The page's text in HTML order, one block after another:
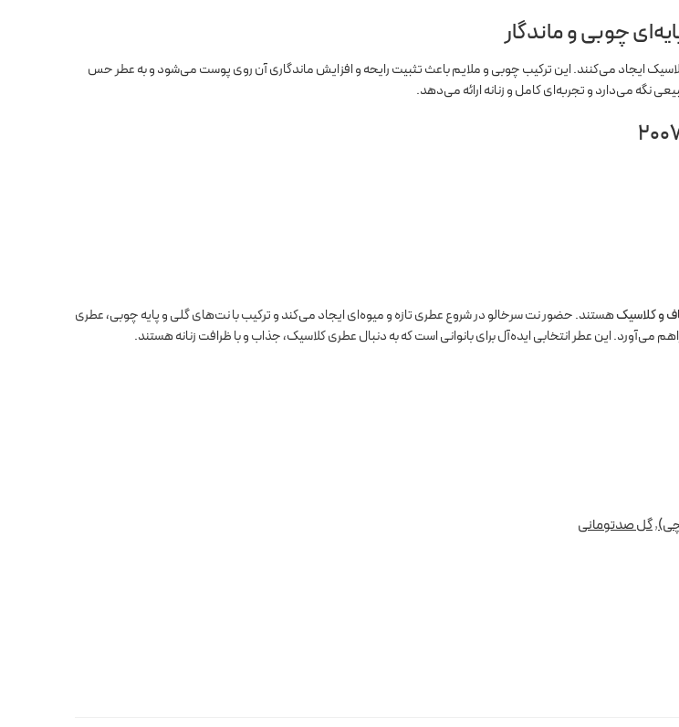
ایجاد می‌کنند. این ترکیب چوبی و ملایم باعث تثبیت رایحه و افزایش ماندگاری آن روی پوست می‌شود و به عطر حس
می‌دارد و تجربه‌ای کامل و زنانه ارائه می‌دهد.
و کلاسیکهستند. حضور نت سرخالو در شروع عطری تازه و میوه‌ای ایجاد می‌کند و ترکیب با نت‌های گلی و پایه چوبی، عطری
می‌آورد. این عطر انتخابی ایده‌آل برای بانوانی است که به دنبال عطری کلاسیک، جذاب و با ظرافت زنانه هستند.
,گل صدتومانی